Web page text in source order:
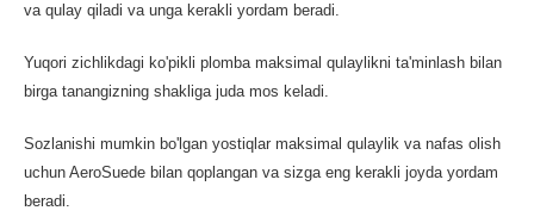
va qulay qiladi va unga kerakli yordam beradi.
Yuqori zichlikdagi ko'pikli plomba maksimal qulaylikni ta'minlash bilan
birga tanangizning shakliga juda mos keladi.
Sozlanishi mumkin bo'lgan yostiqlar maksimal qulaylik va nafas olish
uchun AeroSuede bilan qoplangan va sizga eng kerakli joyda yordam
beradi.